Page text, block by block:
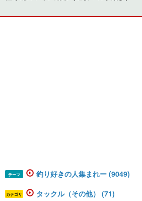
テーマ 釣り好きの人集まれー (9049)
カテゴリ タックル（その他） (71)